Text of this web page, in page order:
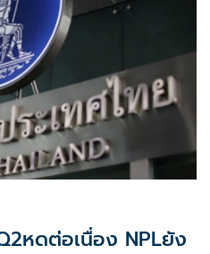
หดต่อเนื่อง NPLยัง